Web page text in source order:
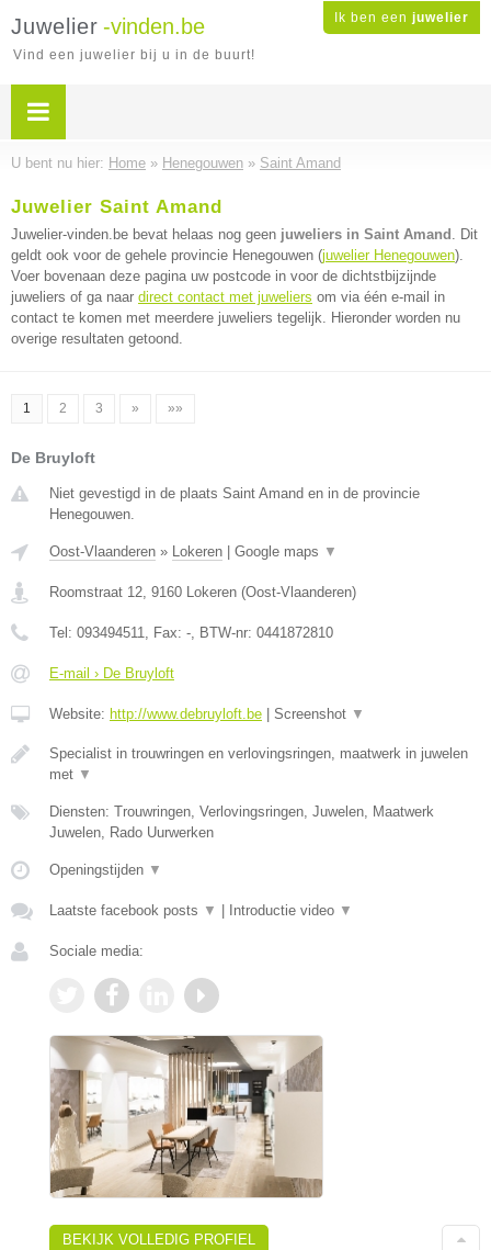
Ik ben een juwelier
Juwelier -vinden.be
Vind een juwelier bij u in de buurt!
U bent nu hier: Home » Henegouwen » Saint Amand
Juwelier Saint Amand
Juwelier-vinden.be bevat helaas nog geen juweliers in Saint Amand . Dit
geldt ook voor de gehele provincie Henegouwen (juwelier Henegouwen).
Voer bovenaan deze pagina uw postcode in voor de dichtstbijzijnde
juweliers of ga naar direct contact met juweliers om via één e-mail in
contact te komen met meerdere juweliers tegelijk. Hieronder worden nu
overige resultaten getoond.
1 2 3 » »»
De Bruyloft
Niet gevestigd in de plaats Saint Amand en in de provincie
Henegouwen.
Oost-Vlaanderen » Lokeren Google maps ▼
Roomstraat 12, 9160 Lokeren (Oost-Vlaanderen)
Tel: 093494511, Fax: -, BTW-nr: 0441872810
E-mail › De Bruyloft
Website: http://www.debruyloft.be Screenshot ▼
Specialist in trouwringen en verlovingsringen, maatwerk in juwelen
met ▼
Diensten: Trouwringen, Verlovingsringen, Juwelen, Maatwerk
Juwelen, Rado Uurwerken
Openingstijden ▼
Laatste facebook posts ▼ Introductie video ▼
Sociale media:
BEKIJK VOLLEDIG PROFIEL